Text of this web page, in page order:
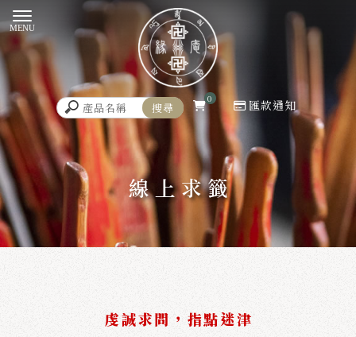
0 匯款通知
線 上 求 籤
虔誠求問，指點迷津